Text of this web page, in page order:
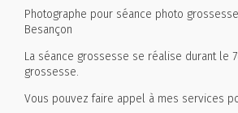
Photographe pour séance photo
Besançon
La séance grossesse se réalise durant le
grossesse.
Vous pouvez faire appel à mes services